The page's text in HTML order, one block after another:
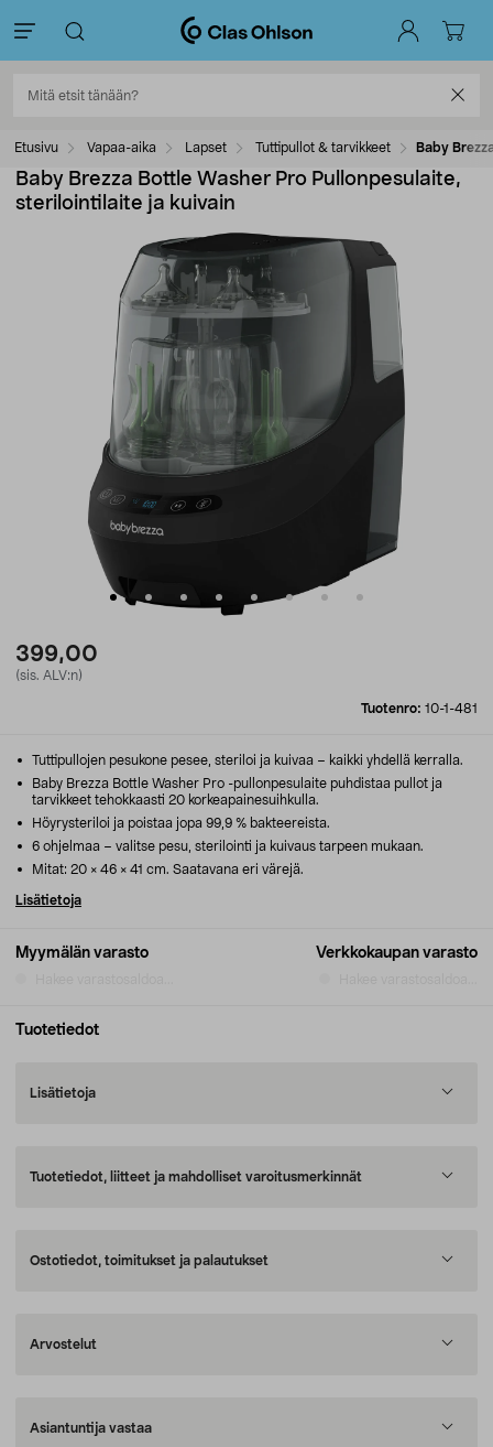
Etusivu Vapaa-aika Lapset Tuttipullot & tarvikkeet Baby
Baby Brezza Bottle Washer Pro Pullonpesulaite,
sterilointilaite ja kuivain
399,00
(sis. ALV:n)
Tuotenro: 10-1-481
Myymälän varasto Verkkokaupan varasto
Tuttipullojen pesukone pesee, steriloi ja kuivaa – kaikki yhdellä kerralla.
Baby Brezza Bottle Washer Pro -pullonpesulaite puhdistaa pullot ja
tarvikkeet tehokkaasti 20 korkeapainesuihkulla.
Höyrysteriloi ja poistaa jopa 99,9 % bakteereista.
6 ohjelmaa – valitse pesu, sterilointi ja kuivaus tarpeen mukaan.
Mitat: 20 × 46 × 41 cm. Saatavana eri värejä.
Lisätietoja
Tuotetiedot
Lisätietoja
Tuotetiedot, liitteet ja mahdolliset varoitusmerkinnät
Ostotiedot, toimitukset ja palautukset
Arvostelut
Asiantuntija vastaa